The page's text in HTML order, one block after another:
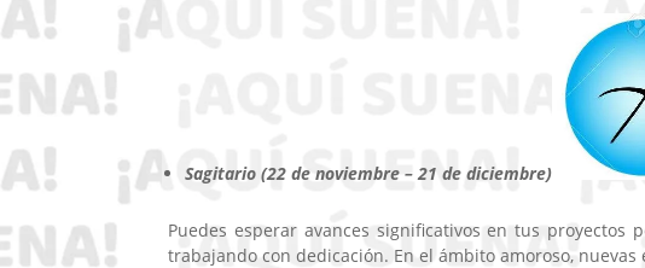
Sagitario (22 de noviembre – 21 de diciembre)
Puedes esperar avances significativos en tus
trabajando con dedicación. En el ámbito amoroso,